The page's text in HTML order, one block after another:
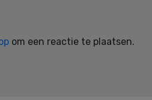
om een reactie te plaatsen.